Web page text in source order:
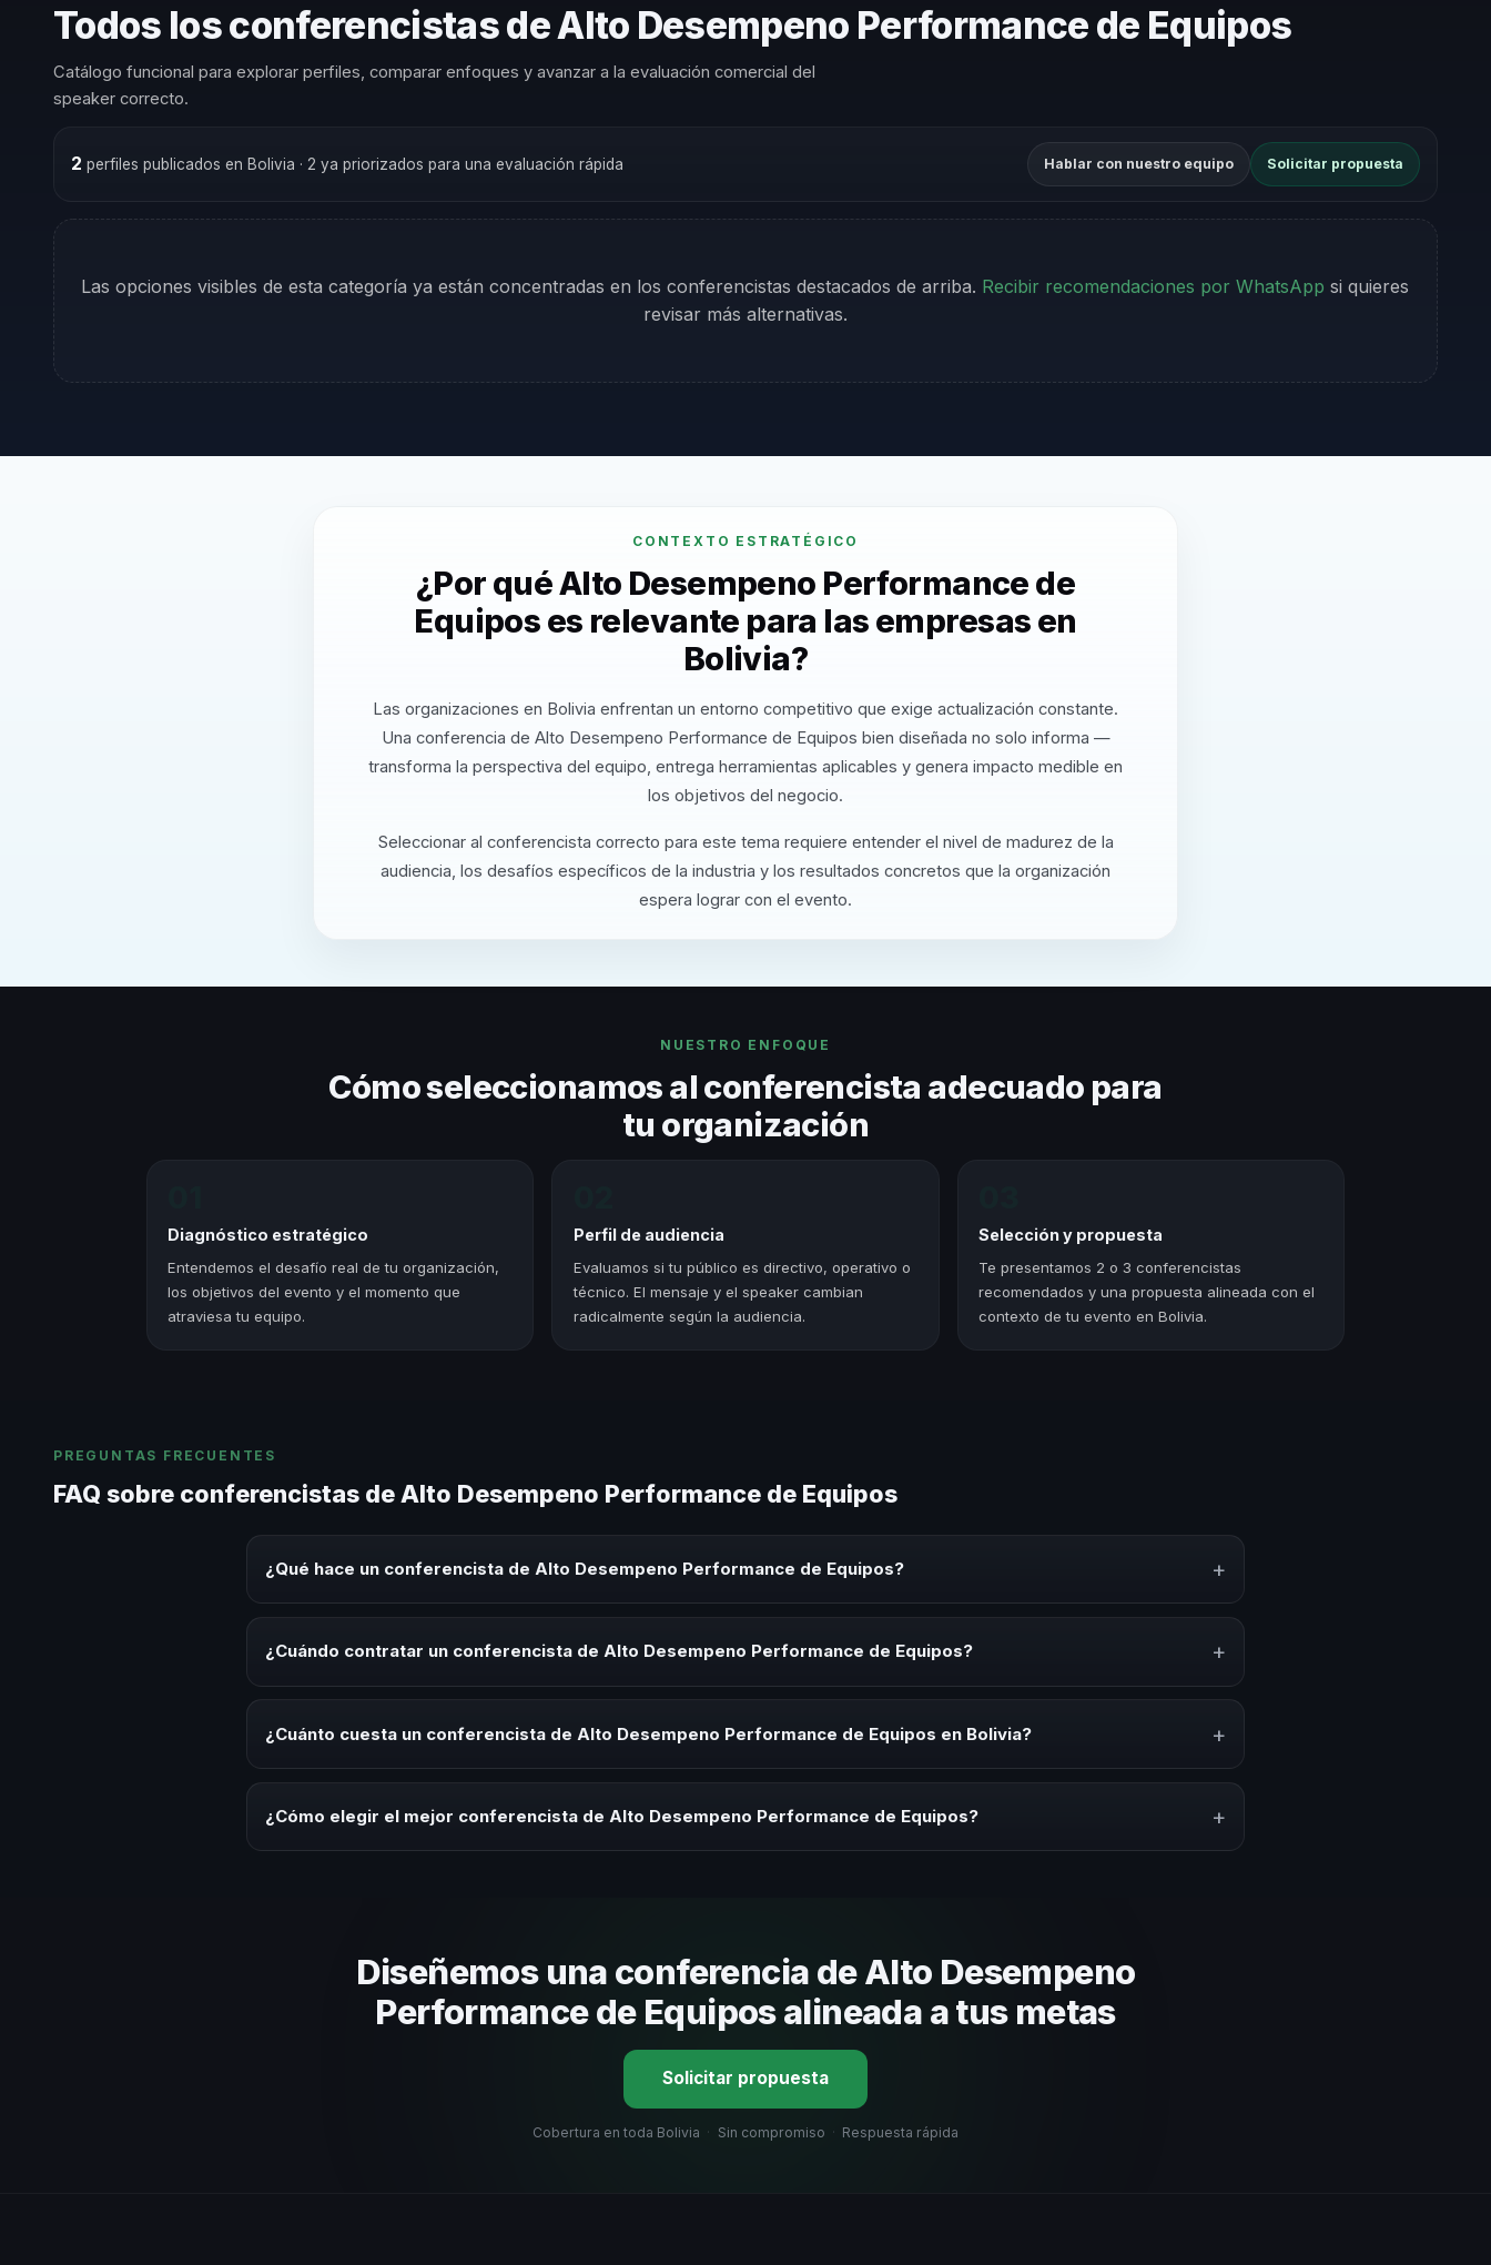
Todos los conferencistas de Alto Desempeno Performance de Equipos
Catálogo funcional para explorar perfiles, comparar enfoques y avanzar a la evaluación comercial del
speaker correcto.
2 perfiles publicados en Bolivia · 2 ya priorizados para una evaluación rápida Hablar con nuestro equipo Solicitar propuesta
Las opciones visibles de esta categoría ya están concentradas en los conferencistas destacados de arriba. Recibir recomendaciones por WhatsApp si quieres
revisar más alternativas.
CONTEXTO ESTRATÉGICO
¿Por qué Alto Desempeno Performance de
Equipos es relevante para las empresas en
Bolivia?
Las organizaciones en Bolivia enfrentan un entorno competitivo que exige actualización constante.
Una conferencia de Alto Desempeno Performance de Equipos bien diseñada no solo informa —
transforma la perspectiva del equipo, entrega herramientas aplicables y genera impacto medible en
los objetivos del negocio.
Seleccionar al conferencista correcto para este tema requiere entender el nivel de madurez de la
audiencia, los desafíos específicos de la industria y los resultados concretos que la organización
espera lograr con el evento.
NUESTRO ENFOQUE
Cómo seleccionamos al conferencista adecuado para
tu organización
Diagnóstico estratégico
Entendemos el desafío real de tu organización,
los objetivos del evento y el momento que
atraviesa tu equipo.
Perfil de audiencia
Evaluamos si tu público es directivo, operativo o
técnico. El mensaje y el speaker cambian
radicalmente según la audiencia.
Selección y propuesta
Te presentamos 2 o 3 conferencistas
recomendados y una propuesta alineada con el
contexto de tu evento en Bolivia.
PREGUNTAS FRECUENTES
FAQ sobre conferencistas de Alto Desempeno Performance de Equipos
¿Qué hace un conferencista de Alto Desempeno Performance de Equipos? +
aplicables para la audiencia.
¿Cuándo contratar un conferencista de Alto Desempeno Performance de Equipos? +
¿Cuánto cuesta un conferencista de Alto Desempeno Performance de Equipos en Bolivia? +
¿Cómo elegir el mejor conferencista de Alto Desempeno Performance de Equipos? +
Diseñemos una conferencia de Alto Desempeno
Performance de Equipos alineada a tus metas
Solicitar propuesta
Cobertura en toda Bolivia · Sin compromiso · Respuesta rápida